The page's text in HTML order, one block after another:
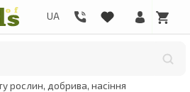
рослин, добрива, насіння